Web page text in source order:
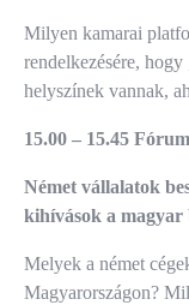
Milyen kamarai
rendelkezésére,
helyszínek vannak,
15.00 – 15.45
Német vállalatok
kihívások a magyar
Melyek a német
Magyarországon?